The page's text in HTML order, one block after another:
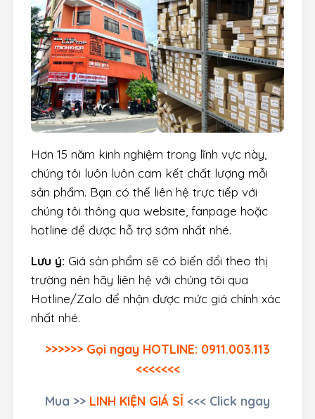
Hơn 15 năm kinh nghiệm trong lĩnh vực này,
chúng tôi luôn luôn cam kết chất lượng mỗi
sản phẩm. Bạn có thể liên hệ trực tiếp với
chúng tôi thông qua website, fanpage hoặc
hotline để được hỗ trợ sớm nhất nhé.
Lưu ý: Giá sản phẩm sẽ có biến đổi theo thị
trường nên hãy liên hệ với chúng tôi qua
Hotline/Zalo để nhận được mức giá chính xác
nhất nhé.
>>>>>> Gọi ngay HOTLINE: 0911.003.113
<<<<<<<
Mua >> LINH KIỆN GIÁ SỈ <<< Click ngay